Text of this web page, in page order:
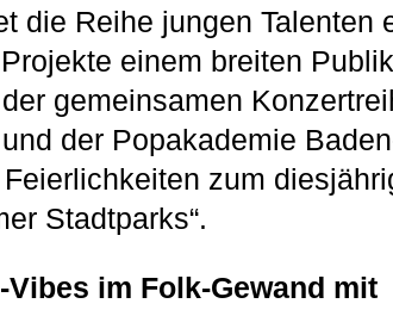
die Reihe jungen Talenten
einem breiten
gemeinsamen
der Popakademie
zum
Stadtparks“.
im Folk-Gewand mit